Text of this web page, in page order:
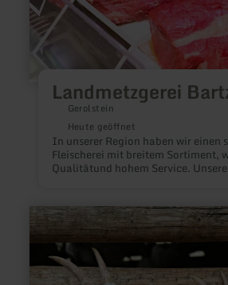
Landmetzgerei
Gerolstein
Heute geöffnet
In unserer Region haben wir
Fleischerei mit breitem Sortiment,
Qualitätund hohem Service. Unsere Kunden schätzen unsere
mehr
erfahren
Ziegenhof
Petra
Elsen